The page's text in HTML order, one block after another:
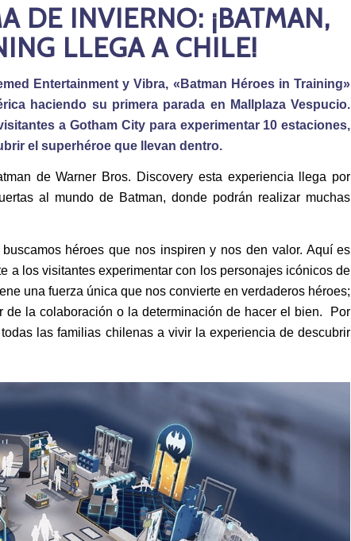
DE INVIERNO: ¡BATMAN,
LLEGA A CHILE!
Entertainment y Vibra, «Batman Héroes in Training»
haciendo su primera parada en Mallplaza Vespucio.
a Gotham City para experimentar 10 estaciones,
el superhéroe que llevan dentro.
de Warner Bros. Discovery esta experiencia llega por
al mundo de Batman, donde podrán realizar muchas
héroes que nos inspiren y nos den valor. Aquí es
a los visitantes experimentar con los personajes icónicos de
una fuerza única que nos convierte en verdaderos héroes;
la colaboración o la determinación de hacer el bien. Por
las familias chilenas a vivir la experiencia de descubrir